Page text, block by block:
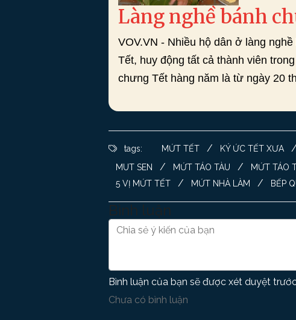
Làng nghề bánh
VOV.VN - Nhiều hộ dân ở làng
Tết, huy động tất cả thành viên
chưng Tết hàng năm là từ ngày 20
tags: MỨT TẾT / KÝ ỨC TẾT XƯA /
MUT SEN / MỨT TÁO TÀU / MỨT TÁO
5 VỊ MỨT TẾT / MỨT NHÀ LÀM / BẾP
Bình luận
Bình luận của bạn sẽ được xét duyệt
Chưa có bình luận